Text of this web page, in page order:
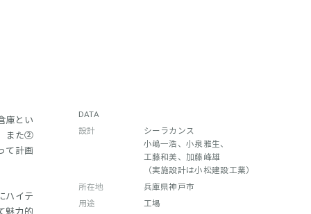
庫とい
また②
て計画
ハイテ
DATA
設計
シーラカンス
小嶋一浩、小泉雅生、
工藤和美、加藤峰雄
（実施設計は小松建設工業）
所在地
兵庫県神戸市
用途
工場